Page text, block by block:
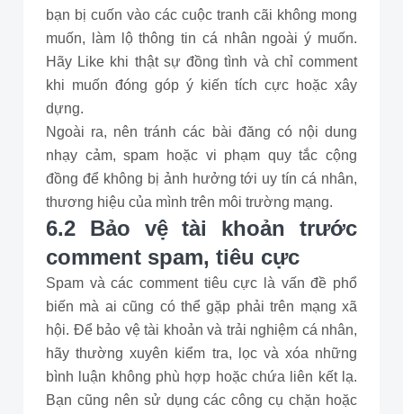
bạn bị cuốn vào các cuộc tranh cãi không mong
muốn, làm lộ thông tin cá nhân ngoài ý muốn.
Hãy Like khi thật sự đồng tình và chỉ comment
khi muốn đóng góp ý kiến tích cực hoặc xây
dựng.
Ngoài ra, nên tránh các bài đăng có nội dung
nhạy cảm, spam hoặc vi phạm quy tắc cộng
đồng để không bị ảnh hưởng tới uy tín cá nhân,
thương hiệu của mình trên môi trường mạng.
6.2 Bảo vệ tài khoản trước
comment spam, tiêu cực
Spam và các comment tiêu cực là vấn đề phổ
biến mà ai cũng có thể gặp phải trên mạng xã
hội. Để bảo vệ tài khoản và trải nghiệm cá nhân,
hãy thường xuyên kiểm tra, lọc và xóa những
bình luận không phù hợp hoặc chứa liên kết lạ.
Bạn cũng nên sử dụng các công cụ chặn hoặc